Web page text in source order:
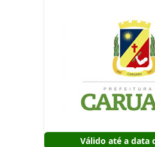
Válido até a data